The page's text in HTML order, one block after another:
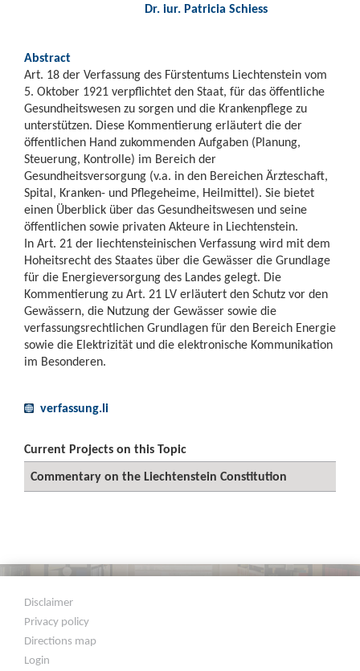
Dr. iur. Patricia Schiess
Abstract
Art. 18 der Verfassung des Fürstentums Liechtenstein vom
5. Oktober 1921 verpflichtet den Staat, für das öffentliche
Gesundheitswesen zu sorgen und die Krankenpflege zu
unterstützen. Diese Kommentierung erläutert die der
öffentlichen Hand zukommenden Aufgaben (Planung,
Steuerung, Kontrolle) im Bereich der
Gesundheitsversorgung (v.a. in den Bereichen Ärzteschaft,
Spital, Kranken- und Pflegeheime, Heilmittel). Sie bietet
einen Überblick über das Gesundheitswesen und seine
öffentlichen sowie privaten Akteure in Liechtenstein.
In Art. 21 der liechtensteinischen Verfassung wird mit dem
Hoheitsrecht des Staates über die Gewässer die Grundlage
für die Energieversorgung des Landes gelegt. Die
Kommentierung zu Art. 21 LV erläutert den Schutz vor den
Gewässern, die Nutzung der Gewässer sowie die
verfassungsrechtlichen Grundlagen für den Bereich Energie
sowie die Elektrizität und die elektronische Kommunikation
im Besonderen.
verfassung.li
Current Projects on this Topic
Commentary on the Liechtenstein Constitution
Disclaimer
Privacy policy
Directions map
Login